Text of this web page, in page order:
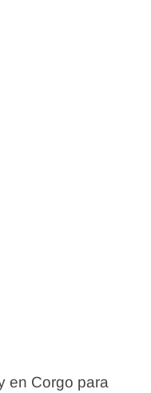
en Corgo para